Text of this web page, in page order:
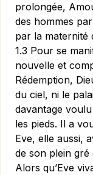
prolongée,
des hommes
par la maternité
1.3 Pour se
nouvelle et
Rédemption,
du ciel, ni le
davantage
les pieds. Il a
Eve, elle aussi,
de son plein gré
Alors qu’Eve